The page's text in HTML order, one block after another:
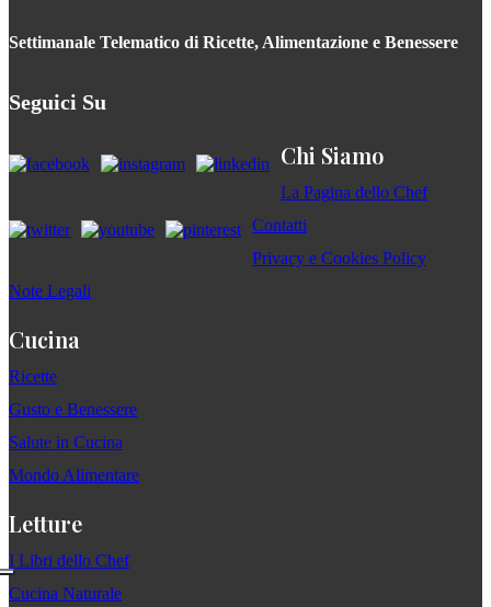
Settimanale Telematico di Ricette, Alimentazione e Benessere
Seguici Su
Chi Siamo
La Pagina dello Chef
Contatti
Privacy e Cookies Policy
Note Legali
Cucina
Ricette
Gusto e Benessere
Salute in Cucina
Mondo Alimentare
Letture
I Libri dello Chef
Cucina Naturale